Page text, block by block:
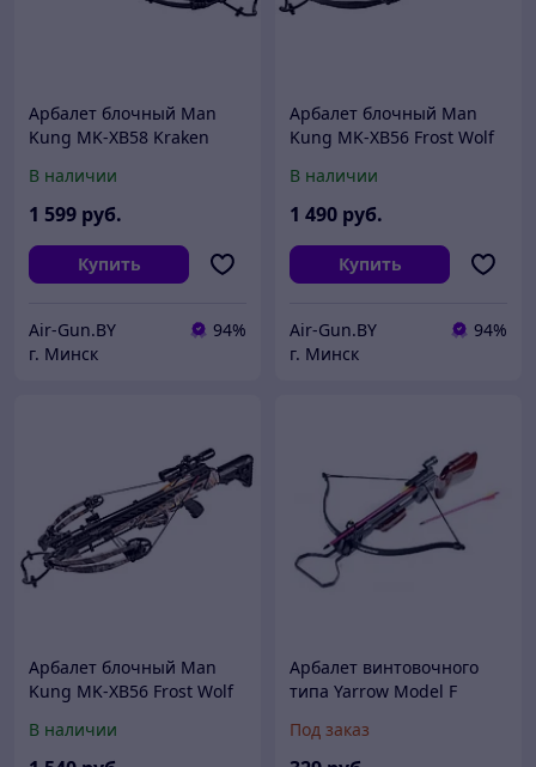
Арбалет блочный Man
Kung MK-XB58 Kraken
комплектация)
В наличии
1 599 руб.
Купить
Air-Gun.BY
94%
г. Минск
Арбалет блочный Man
Kung MK-XB56 Frost Wolf
комплектация)
В наличии
1 490 руб.
Купить
Air-Gun.BY
94%
г. Минск
Арбалет блочный Man
Kung MK-XB56 Frost Wolf
комплектация)
В наличии
Арбалет винтовочного
типа Yarrow Model F
Под заказ